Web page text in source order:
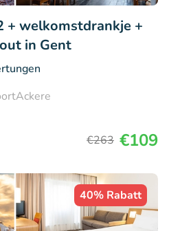
+ welkomstdrankje +
in Gent
€263 €109
40% Rabatt